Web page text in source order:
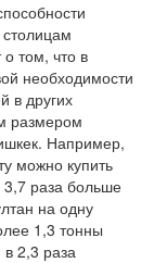
том, что в
необходимости
в других
размером
Например,
можно купить
3,7 раза больше
на одну
1,3 тонны
в 2,3 раза